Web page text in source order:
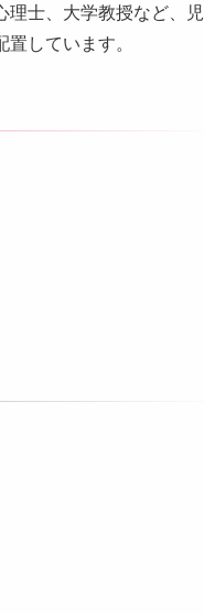
理士、大学教授など、児
しています。